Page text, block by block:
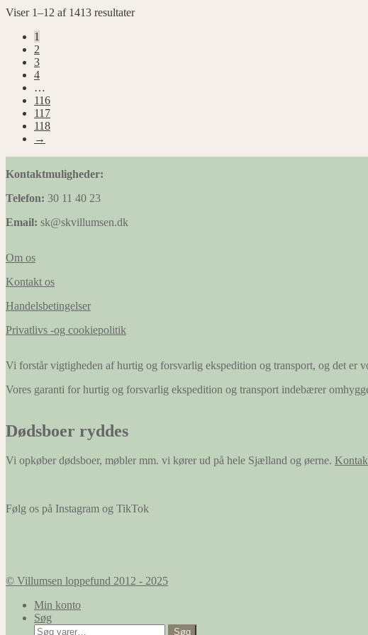
Viser 1–12 af 1413 resultater
1
2
3
4
…
116
117
118
→
Kontaktmuligheder:
Telefon: 30 11 40 23
Email: sk@skvillumsen.dk
Om os
Kontakt os
Handelsbetingelser
Privatlivs -og cookiepolitik
Vi forstår vigtigheden af hurtig og forsvarlig ekspedition og transport, og det er
Vores garanti for hurtig og forsvarlig ekspedition og transport indebærer
Dødsboer ryddes
Vi opkøber dødsboer, møbler mm. vi kører ud på hele Sjælland og øerne.
Følg os på Instagram og TikTok
© Villumsen loppefund 2012 - 2025
Min konto
Søg
Søg
Søg